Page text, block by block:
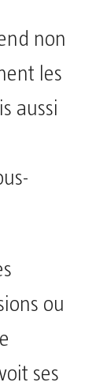
non
les
aussi
ou
ses